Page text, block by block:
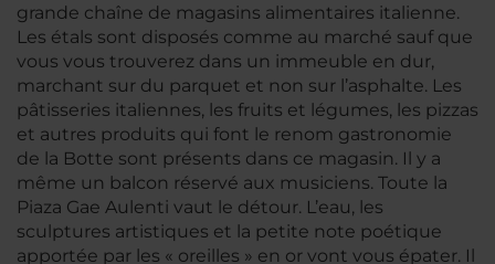
grande chaîne de magasins alimentaires italienne.
Les étals sont disposés comme au marché sauf que
vous vous trouverez dans un immeuble en dur,
marchant sur du parquet et non sur l’asphalte. Les
pâtisseries italiennes, les fruits et légumes, les pizzas
et autres produits qui font le renom gastronomie
de la Botte sont présents dans ce magasin. Il y a
même un balcon réservé aux musiciens. Toute la
Piaza Gae Aulenti vaut le détour. L’eau, les
sculptures artistiques et la petite note poétique
apportée par les « oreilles » en or vont vous épater. Il